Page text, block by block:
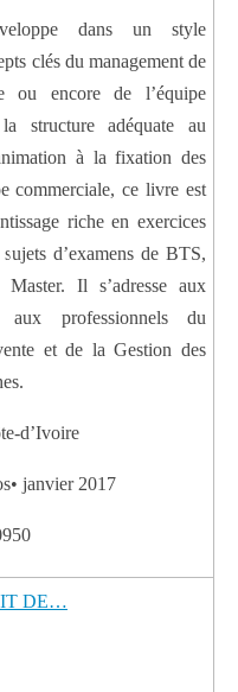
dans un style
clés du management de
ou encore de l’équipe
structure adéquate au
à la fixation des
commerciale, ce livre est
riche en exercices
d’examens de BTS,
Il s’adresse aux
aux professionnels du
et de la Gestion des
d’Ivoire
janvier 2017
DE…